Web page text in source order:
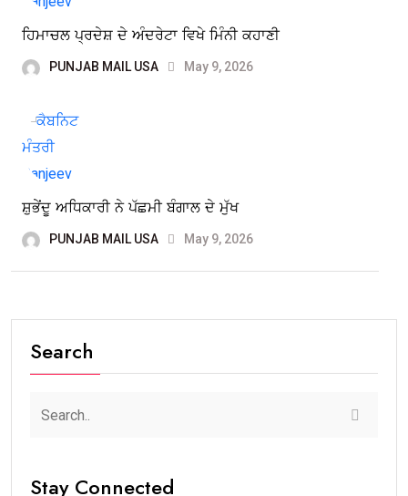
ਹਿਮਾਚਲ ਪ੍ਰਦੇਸ਼ ਦੇ ਅੰਦਰੇਟਾ ਵਿਖੇ ਮਿੰਨੀ ਕਹਾਣੀ
PUNJAB MAIL USA May 9, 2026
ਸ਼ੁਭੇਂਦੂ ਅਧਿਕਾਰੀ ਨੇ ਪੱਛਮੀ ਬੰਗਾਲ ਦੇ ਮੁੱਖ
PUNJAB MAIL USA May 9, 2026
Search
Stay Connected